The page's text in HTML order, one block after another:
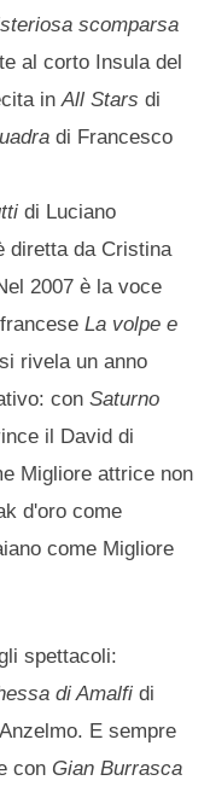
scomparsa
al corto Insula del
inAll Stars di
di Francesco
di Luciano
diretta da Cristina
2007 è la voce
franceseLa volpe e
rivela un anno
conSaturno
il David di
Migliore attrice non
d'oro come
come Migliore
spettacoli:
di Amalfi di
E sempre
con Gian Burrasca